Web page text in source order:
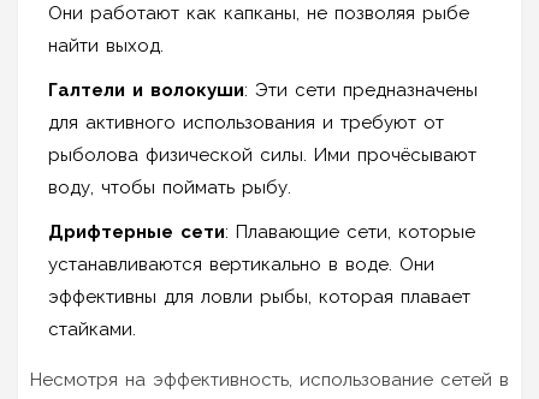
Они работают как капканы, не позволяя рыбе
найти выход.
Галтели и волокуши: Эти сети предназначены
для активного использования и требуют от
рыболова физической силы. Ими прочёсывают
воду, чтобы поймать рыбу.
Дрифтерные сети: Плавающие сети, которые
устанавливаются вертикально в воде. Они
эффективны для ловли рыбы, которая плавает
стайками.
Несмотря на эффективность, использование сетей в